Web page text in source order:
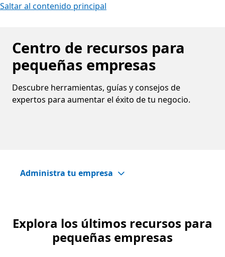
Saltar al contenido principal
Centro de recursos para
pequeñas empresas
Descubre herramientas, guías y consejos de
expertos para aumentar el éxito de tu negocio.
Administra tu empresa
Explora los últimos recursos para
pequeñas empresas